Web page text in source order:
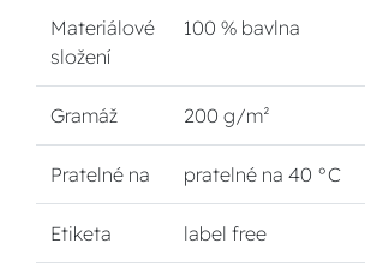
Materiálové
složení
100 % bavlna
Gramáž 200 g/m²
Pratelné na pratelné na 40 °C
Etiketa label free